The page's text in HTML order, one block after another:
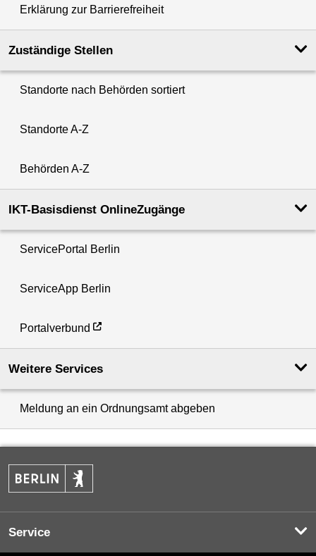
Erklärung zur Barrierefreiheit
Zuständige Stellen
Standorte nach Behörden sortiert
Standorte A-Z
Behörden A-Z
IKT-Basisdienst OnlineZugänge
ServicePortal Berlin
ServiceApp Berlin
Portalverbund
Weitere Services
Meldung an ein Ordnungsamt abgeben
Service